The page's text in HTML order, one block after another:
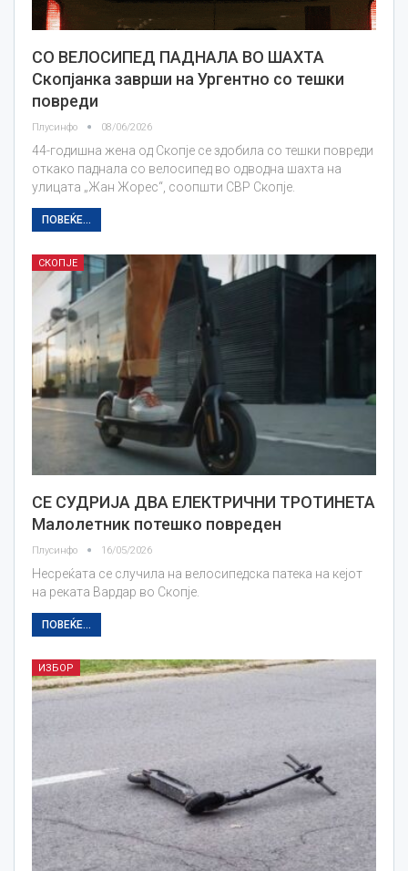
СО ВЕЛОСИПЕД ПАДНАЛА ВО ШАХТА
Скопјанка заврши на Ургентно со тешки
повреди
Плусинфо 08/06/2026
44-годишна жена од Скопје се здобила со тешки повреди
откако паднала со велосипед во одводна шахта на
улицата „Жан Жорес“, соопшти СВР Скопје.
ПОВЕЌЕ...
СКОПЈЕ
СЕ СУДРИЈА ДВА ЕЛЕКТРИЧНИ ТРОТИНЕТА
Малолетник потешко повреден
Плусинфо 16/05/2026
Несреќата се случила на велосипедска патека на кејот
на реката Вардар во Скопје.
ПОВЕЌЕ...
ИЗБОР